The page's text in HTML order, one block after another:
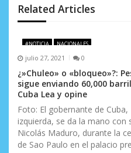
e
e
n
t
r
a
d
Related Articles
#NOTICIA NACIONALES
julio 27, 2021 0
¿»Chuleo» o «bloqueo»?:
sigue enviando 60,000
Cuba Lea y opine
Foto: El gobernante de
izquierda, se da la mano
Nicolás Maduro, durante la
de Sao Paulo en el palacio